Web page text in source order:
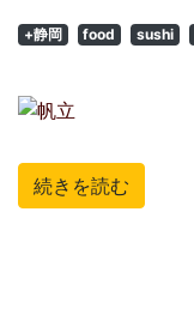
+静岡 food sushi
続きを読む